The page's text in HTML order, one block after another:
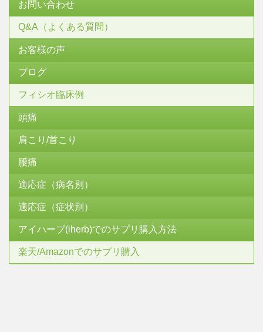
お問い合わせ
Q&A（よくある質問）
お客様の声
ブログ
フィシオ臨床例
頭痛
肩こり/首こり
腰痛
適応症（病名別）
適応症（症状別）
アイハーブ(iherb)でのサプリ購入方法
楽天/Amazonでのサプリ購入